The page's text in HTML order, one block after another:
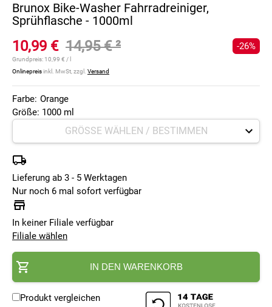
Brunox Bike-Washer Fahrradreiniger,
Sprühflasche - 1000ml
10,99 € 14,95 €²
Grundpreis: 10,99 € / l
Onlinepreisinkl. MwSt, zzgl. Versand
-26%
Farbe: Orange
Größe: 1000 ml
Lieferung ab 3 - 5 Werktagen
Nur noch 6 mal sofort verfügbar
In keiner Filiale verfügbar
Filiale wählen
IN DEN WARENKORB
Produkt vergleichen